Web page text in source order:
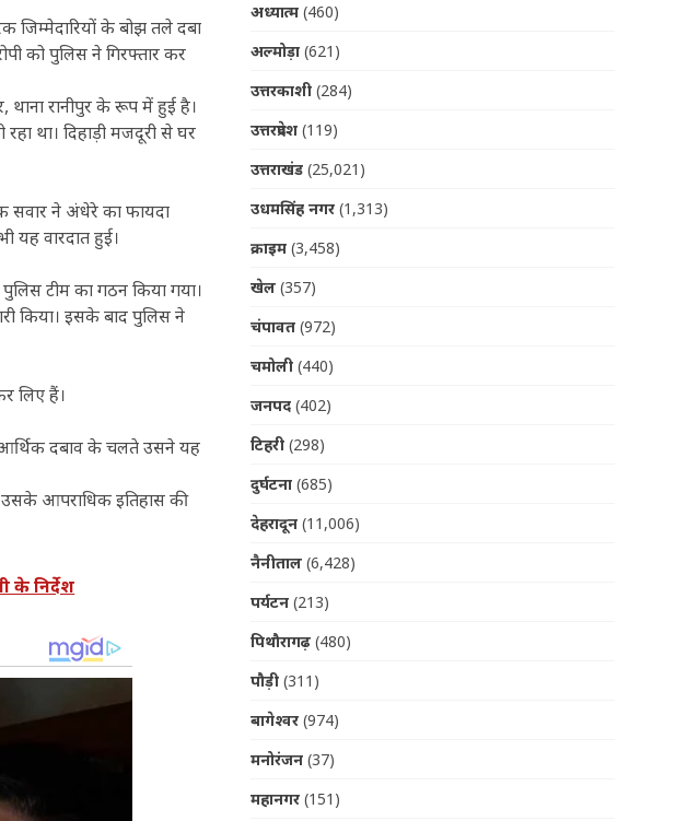
जिम्मेदारियों के बोझ तले दबा
को पुलिस ने गिरफ्तार कर
थाना रानीपुर के रूप में हुई है।
था। दिहाड़ी मजदूरी से घर
सवार ने अंधेरे का फायदा
यह वारदात हुई।
टीम का गठन किया गया।
किया। इसके बाद पुलिस ने
लिए हैं।
आर्थिक दबाव के चलते उसने यह
उसके आपराधिक इतिहास की
के निर्देश
अध्यात्म(460)
अल्मोड़ा(621)
उत्तरकाशी(284)
उत्तरप्रदेश(119)
उत्तराखंड(25,021)
उधमसिंह नगर(1,313)
क्राइम(3,458)
खेल(357)
चंपावत(972)
चमोली(440)
जनपद(402)
टिहरी(298)
दुर्घटना(685)
देहरादून(11,006)
नैनीताल(6,428)
पर्यटन(213)
पिथौरागढ़(480)
पौड़ी(311)
बागेश्वर(974)
मनोरंजन(37)
महानगर(151)